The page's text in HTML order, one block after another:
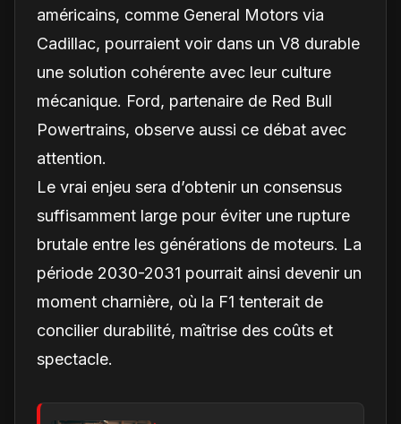
américains, comme General Motors via
Cadillac, pourraient voir dans un V8 durable
une solution cohérente avec leur culture
mécanique. Ford, partenaire de Red Bull
Powertrains, observe aussi ce débat avec
attention.
Le vrai enjeu sera d’obtenir un consensus
suffisamment large pour éviter une rupture
brutale entre les générations de moteurs. La
période 2030-2031 pourrait ainsi devenir un
moment charnière, où la F1 tenterait de
concilier durabilité, maîtrise des coûts et
spectacle.